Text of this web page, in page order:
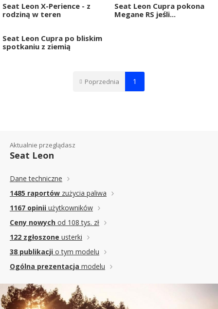
Seat Leon X-Perience - z
rodziną w teren
Seat Leon Cupra pokona
Megane RS jeśli...
Seat Leon Cupra po bliskim
spotkaniu z ziemią
Poprzednia 1
Aktualnie przeglądasz
Seat Leon
Dane techniczne
1485 raportów zużycia paliwa
1167 opinii użytkowników
Ceny nowych od 108 tys. zł
122 zgłoszone usterki
38 publikacji o tym modelu
Ogólna prezentacja modelu